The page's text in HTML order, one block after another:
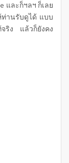
และก็ฯลฯ ก็เลย
ท่านรับดูได้ แบบ
ริง แล้วก็ยังคง